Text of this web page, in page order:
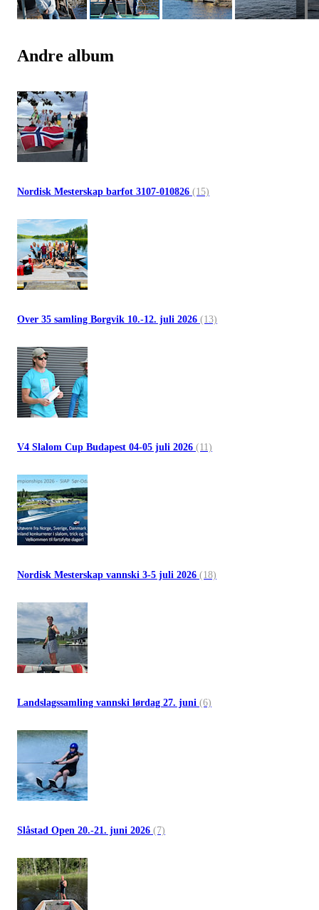
Andre album
Nordisk Mesterskap barfot 3107-010826 (15)
Over 35 samling Borgvik 10.-12. juli 2026 (13)
V4 Slalom Cup Budapest 04-05 juli 2026 (11)
Nordisk Mesterskap vannski 3-5 juli 2026 (18)
Landslagssamling vannski lørdag 27. juni (6)
Slåstad Open 20.-21. juni 2026 (7)